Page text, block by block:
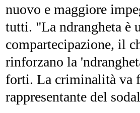
nuovo e maggiore
tutti. "La ndrangheta è
compartecipazione, il
rinforzano la
forti. La criminalità va
rappresentante del